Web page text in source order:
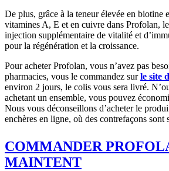
De plus, grâce à la teneur élevée en biotine
vitamines A, E et en cuivre dans Profolan,
injection supplémentaire de vitalité et
pour la régénération et la croissance.
Pour acheter Profolan, vous n’avez pas
pharmacies, vous le commandez surle site
environ 2 jours, le colis vous sera livré.
achetant un ensemble, vous pouvez
Nous vous déconseillons d’acheter le
enchères en ligne, où des contrefaçons sont
COMMANDER
MAINTENT